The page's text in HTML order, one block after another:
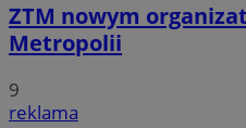
ZTM nowym
Metropolii
9
reklama